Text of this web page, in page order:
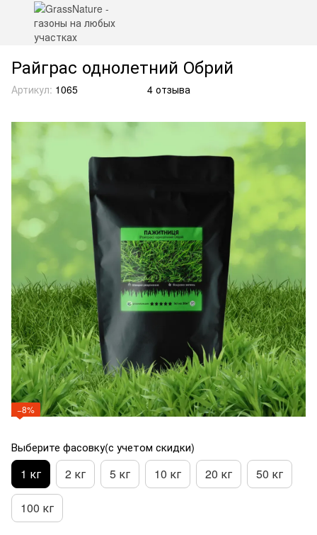
Райграс однолетний Обрий
Артикул: 1065 4 отзыва
−8%
Выберите фасовку(с учетом скидки)
1 кг 2 кг 5 кг 10 кг 20 кг 50 кг
100 кг